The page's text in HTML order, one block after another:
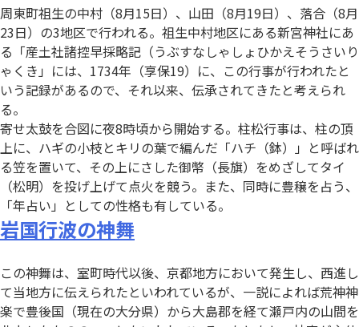
周東町祖生の中村（8月15日）、山田（8月19日）、落合（8月
23日）の3地区で行われる。祖生中村地区にある新宮神社にあ
る「産土社諸控早採略記（うぶすなしゃしょひかえそうさいり
ゃくき」には、1734年（享保19）に、この行事が行われたと
いう記録があるので、それ以来、伝承されてきたと考えられ
る。
寄せ太鼓を合図に夜8時頃から開始する。柱松行事は、柱の頂
上に、ハギの小枝とキリの葉で編んだ「ハチ（鉢）」と呼ばれ
る笠を置いて、その上にさした御幣（長旗）をめざしてタイ
（松明）を投げ上げて点火を競う。また、同時に豊穣を占う、
「年占い」としての性格も有している。
岩国行波の神舞
この神舞は、室町時代以後、京都地方において発生し、西進し
て当地方に伝えられたといわれているが、一説によれば荒神神
楽で豊後国（現在の大分県）から大島郡を経て瀬戸内の山間を